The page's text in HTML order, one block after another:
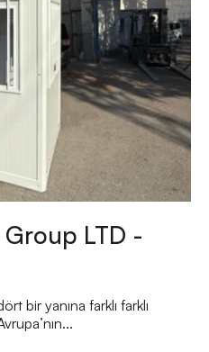
LTD -
bir yanına farklı farklı